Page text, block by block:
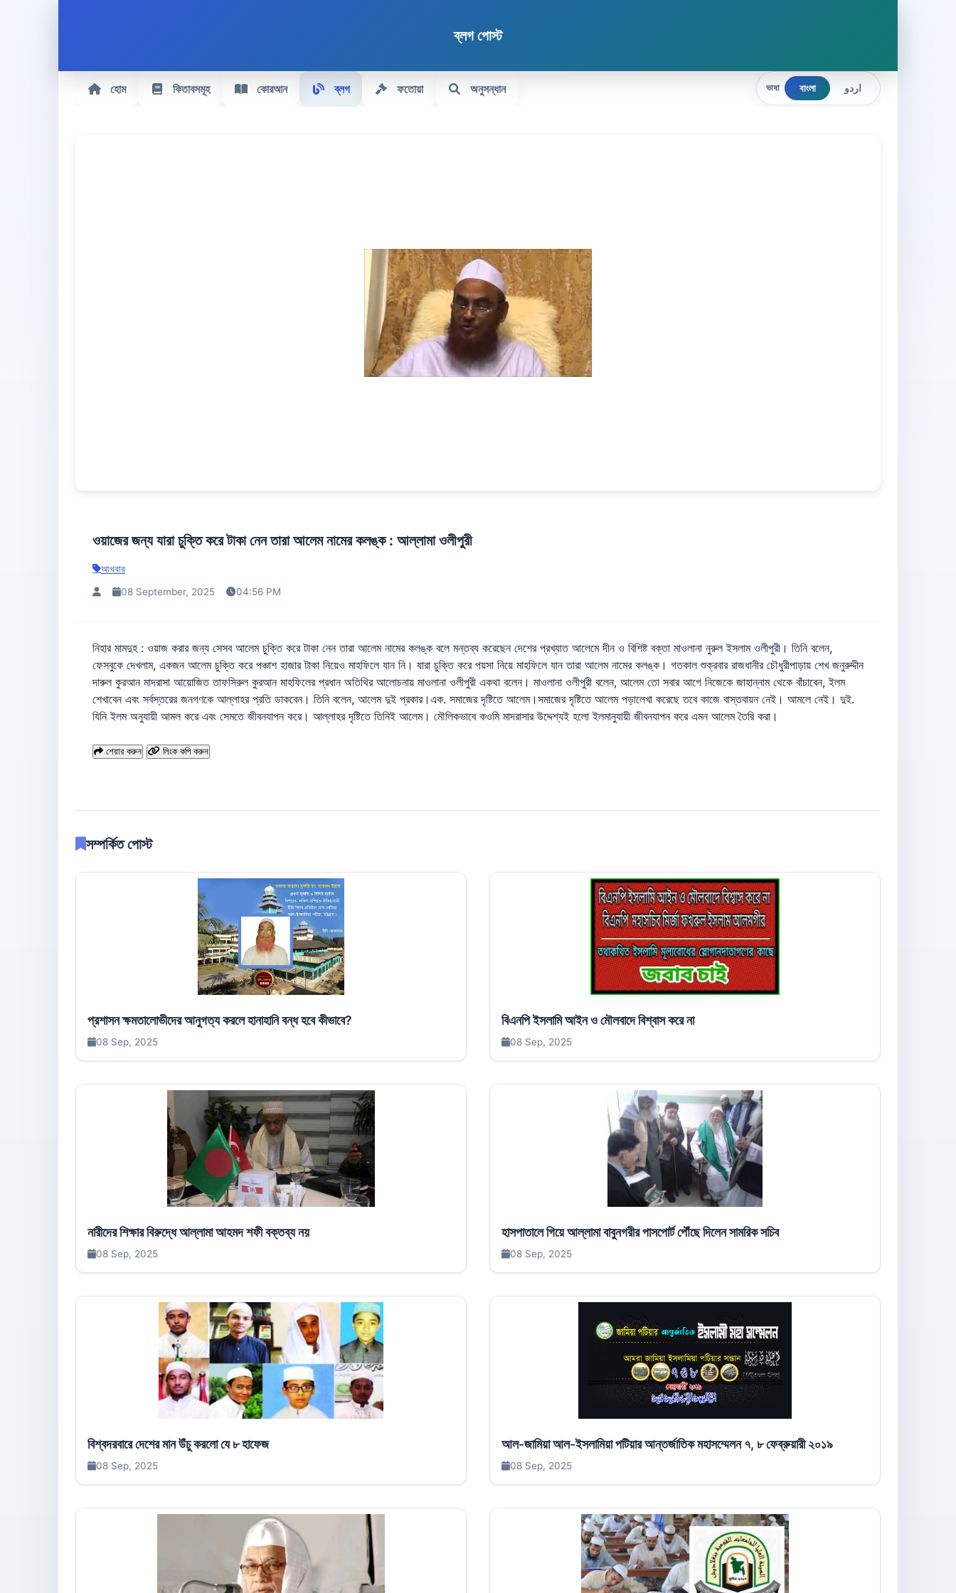
ব্লগ পোস্ট
হোম কিতাবসমূহ কোরআন ব্লগ ফতোয়া অনুসন্ধান ভাষা বাংলা اردو
ওয়াজের জন্য যারা চুক্তি করে টাকা নেন তারা আলেম নামের কলঙ্ক : আল্লামা ওলীপুরী
আখবার
08 September, 2025 04:56 PM
নিহার মামদুহ : ওয়াজ করার জন্য সেসব আলেম চুক্তি করে টাকা নেন তারা আলেম নামের কলঙ্ক বলে মন্তব্য করেছেন দেশের প্রখ্যাত আলেমে দীন ও বিশিষ্ট বক্তা মাওলানা নুরুল ইসলাম ওলীপুরী। তিনি বলেন,
ফেসবুকে দেখলাম, একজন আলেম চুক্তি করে পঞ্চাশ হাজার টাকা নিয়েও মাহফিলে যান নি। যারা চুক্তি করে পয়সা নিয়ে মাহফিলে যান তারা আলেম নামের কলঙ্ক। গতকাল শুক্রবার রাজধানীর চৌধুরীপাড়ায় শেখ জনুরুদ্দীন
দারুল কুরআন মাদরাসা আয়োজিত তাফসিরুল কুরআন মাহফিলের প্রধান অতিথির আলোচনায় মাওলানা ওলীপুরী একথা বলেন। মাওলানা ওলীপুরী বলেন, আলেম তো সবার আগে নিজেকে জাহান্নাম থেকে বাঁচাবেন, ইলম
শেখাবেন এবং সর্বস্তরের জনগণকে আল্লাহর প্রতি ডাকবেন। তিনি বলেন, আলেম দুই প্রকার।এক. সমাজের দৃষ্টিতে আলেম।সমাজের দৃষ্টিতে আলেম পড়ালেখা করেছে তবে কাজে বাস্তবায়ন নেই। আমলে নেই। দুই.
যিনি ইলম অনুযায়ী আমল করে এবং সেমতে জীবনযাপন করে। আল্লাহর দৃষ্টিতে তিনিই আলেম। মৌলিকভাবে কওমি মাদরাসার উদ্দেশ্যই হলো ইলমানুযায়ী জীবনযাপন করে এমন আলেম তৈরি করা।
শেয়ার করুন লিংক কপি করুন
সম্পর্কিত পোস্ট
প্রশাসন ক্ষমতালোভীদের আনুগত্য করলে হানাহানি বন্ধ হবে কীভাবে?
08 Sep, 2025
বিএনপি ইসলামি আইন ও মৌলবাদে বিশ্বাস করে না
08 Sep, 2025
নারীদের শিক্ষার বিরুদ্ধে আল্লামা আহমদ শফী বক্তব্য নয়
08 Sep, 2025
হাসপাতালে গিয়ে আল্লামা বাবুনগরীর পাসপোর্ট পৌঁছে দিলেন সামরিক সচিব
08 Sep, 2025
বিশ্বদরবারে দেশের মান উঁচু করলো যে ৮ হাফেজ
08 Sep, 2025
আল-জামিয়া আল-ইসলামিয়া পটিয়ার আন্তর্জাতিক মহাসম্মেলন ৭, ৮ ফেব্রুয়ারী ২০১৯
08 Sep, 2025